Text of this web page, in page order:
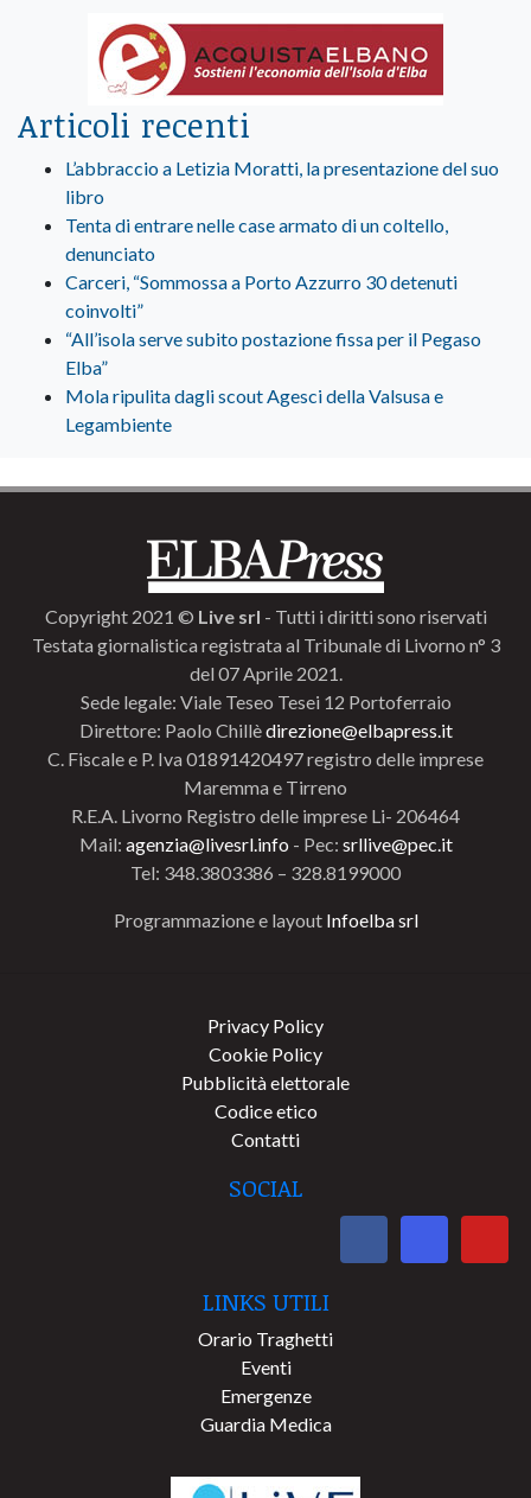
Articoli recenti
L’abbraccio a Letizia Moratti, la presentazione del suo
libro
Tenta di entrare nelle case armato di un coltello,
denunciato
Carceri, “Sommossa a Porto Azzurro 30 detenuti
coinvolti”
“All’isola serve subito postazione fissa per il Pegaso
Elba”
Mola ripulita dagli scout Agesci della Valsusa e
Legambiente
Copyright 2021 © Live srl - Tutti i diritti sono riservati
Testata giornalistica registrata al Tribunale di Livorno n° 3
del 07 Aprile 2021.
Sede legale: Viale Teseo Tesei 12 Portoferraio
Direttore: Paolo Chillèdirezione@elbapress.it
C. Fiscale e P. Iva 01891420497 registro delle imprese
Maremma e Tirreno
R.E.A. Livorno Registro delle imprese Li- 206464
Mail: agenzia@livesrl.info - Pec: srllive@pec.it
Tel: 348.3803386 – 328.8199000
Programmazione e layout Infoelba srl
Privacy Policy
Cookie Policy
Pubblicità elettorale
Codice etico
Contatti
SOCIAL
LINKS UTILI
Orario Traghetti
Eventi
Emergenze
Guardia Medica